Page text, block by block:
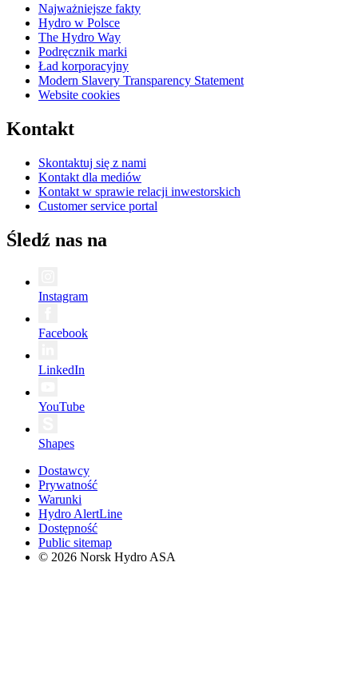
Najważniejsze fakty
Hydro w Polsce
The Hydro Way
Podręcznik marki
Ład korporacyjny
Modern Slavery Transparency Statement
Website cookies
Kontakt
Skontaktuj się z nami
Kontakt dla mediów
Kontakt w sprawie relacji inwestorskich
Customer service portal
Śledź nas na
Instagram
Facebook
LinkedIn
YouTube
Shapes
Dostawcy
Prywatność
Warunki
Hydro AlertLine
Dostępność
Public sitemap
© 2026 Norsk Hydro ASA